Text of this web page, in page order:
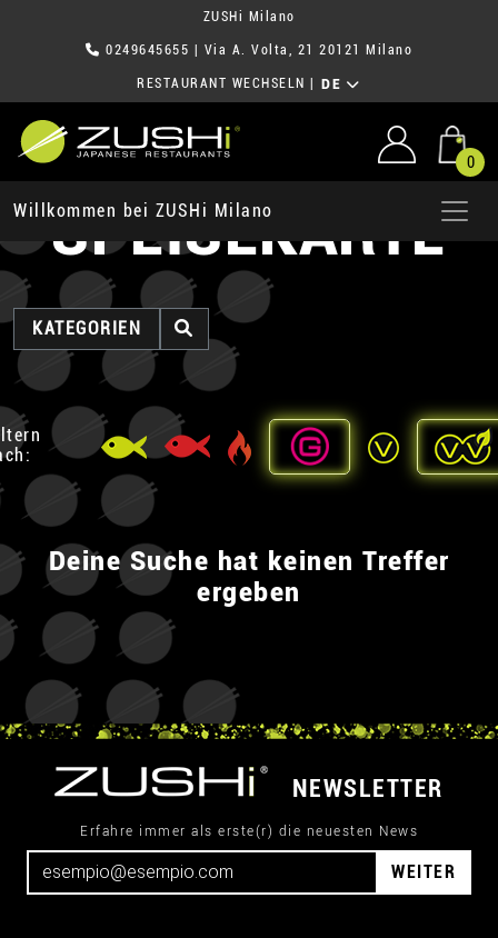
ZUSHi Milano
0249645655 | Via A. Volta, 21 20121 Milano
RESTAURANT WECHSELN DE
0
Willkommen bei ZUSHi Milano
SPEISEKARTE
KATEGORIEN
Deine Suche hat keinen Treffer
ergeben
NEWSLETTER
Erfahre immer als erste(r) die neuesten News
WEITER